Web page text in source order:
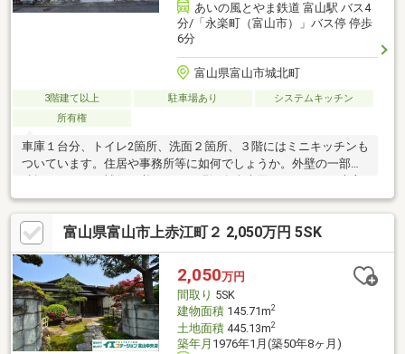
あいの風とやま鉄道 富山駅 バス4
分/「永楽町（富山市）」バス停 停歩
6分
富山県富山市城北町
3階建て以上 駐車場あり
システムキッチン
所有権
車庫１台分、トイレ2箇所、洗面２箇所、３階にはミニキッチンも
ついています。住居や事務所等に如何でしょうか。外壁の一部が
の契約不適合責任は免責となります。
富山県富山市上赤江町２ 2,050万円 5SK
2,050万円
間取り 5SK
建物面積145.71m2
土地面積445.13m2
築年月 1976年1月(築50年8ヶ月)